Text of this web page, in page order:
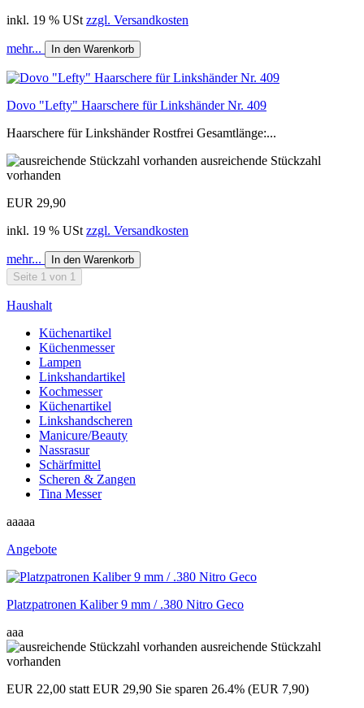
inkl. 19 % USt zzgl. Versandkosten
mehr... In den Warenkorb
Dovo "Lefty" Haarschere für Linkshänder Nr. 409
Haarschere für Linkshänder Rostfrei Gesamtlänge:...
ausreichende Stückzahl
vorhanden
EUR 29,90
inkl. 19 % USt zzgl. Versandkosten
mehr...
In den Warenkorb
Seite 1 von 1
Haushalt
Küchenartikel
Küchenmesser
Lampen
Linkshandartikel
Kochmesser
Küchenartikel
Linkshandscheren
Manicure/Beauty
Nassrasur
Schärfmittel
Scheren & Zangen
Tina Messer
aaaaa
Angebote
Platzpatronen Kaliber 9 mm / .380 Nitro Geco
aaa
ausreichende Stückzahl
vorhanden
EUR 22,00 statt EUR 29,90 Sie sparen 26.4% (EUR 7,90)